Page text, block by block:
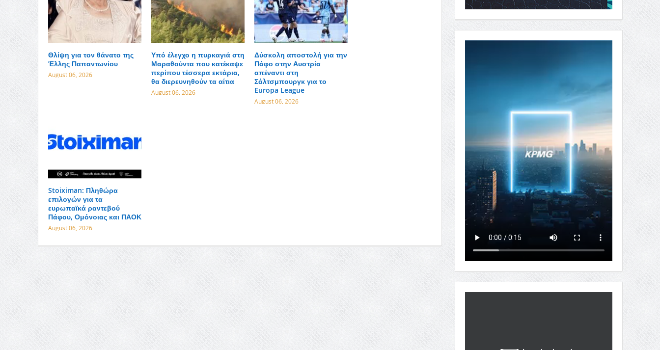
Θλίψη για τον θάνατο της
Έλλης Παπαντωνίου
August 06, 2026
Υπό έλεγχο η πυρκαγιά στη
Μαραθούντα που κατέκαψε
περίπου τέσσερα εκτάρια,
θα διερευνηθούν τα αίτια
August 06, 2026
Δύσκολη αποστολή για την
Πάφο στην Αυστρία
απέναντι στη
Σάλτσμπουργκ για το
Europa League
August 06, 2026
Stoiximan: Πληθώρα
επιλογών για τα
ευρωπαϊκά ραντεβού
Πάφου, Ομόνοιας και ΠΑΟΚ
August 06, 2026